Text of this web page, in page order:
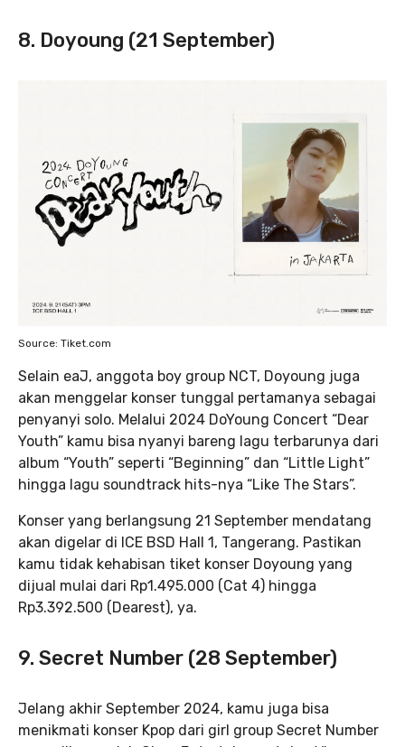
8. Doyoung (21 September)
Source: Tiket.com
Selain eaJ, anggota boy group NCT, Doyoung juga
akan menggelar konser tunggal pertamanya sebagai
penyanyi solo. Melalui 2024 DoYoung Concert “Dear
Youth” kamu bisa nyanyi bareng lagu terbarunya dari
album “Youth” seperti “Beginning” dan “Little Light”
hingga lagu soundtrack hits-nya “Like The Stars”.
Konser yang berlangsung 21 September mendatang
akan digelar di ICE BSD Hall 1, Tangerang. Pastikan
kamu tidak kehabisan tiket konser Doyoung yang
dijual mulai dari Rp1.495.000 (Cat 4) hingga
Rp3.392.500 (Dearest), ya.
9. Secret Number (28 September)
Jelang akhir September 2024, kamu juga bisa
menikmati konser Kpop dari girl group Secret Number